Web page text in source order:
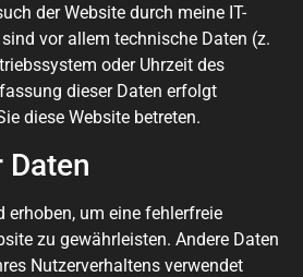
der Website durch meine IT-
vor allem technische Daten (z.
oder Uhrzeit des
dieser Daten erfolgt
diese Website betreten.
Daten
erhoben, um eine fehlerfreie
zu gewährleisten. Andere Daten
Nutzerverhaltens verwendet